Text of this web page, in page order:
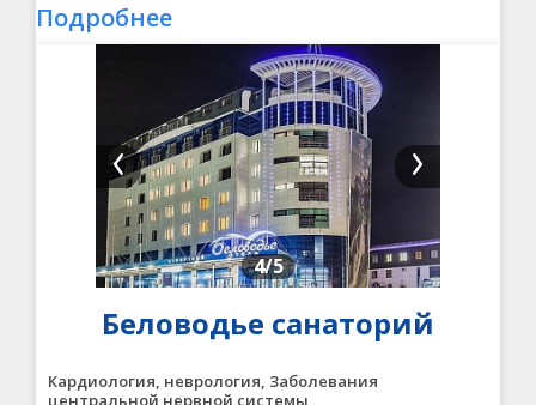
Подробнее
4/5
Беловодье санаторий
Кардиология, неврология, Заболевания
центральной нервной системы